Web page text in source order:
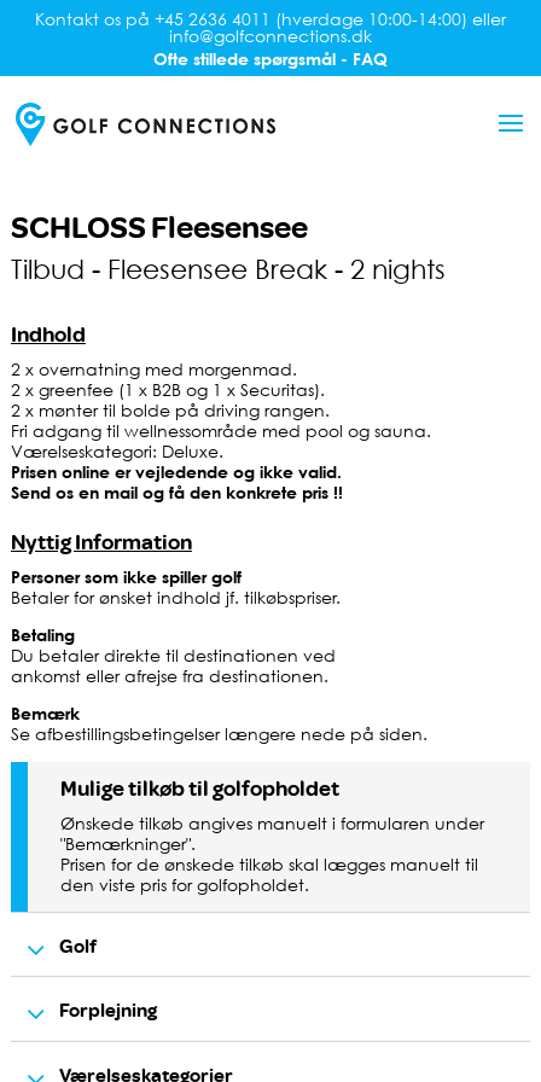
Kontakt os på +45 2636 4011 (hverdage 10:00-14:00) eller
info@golfconnections.dk
Ofte stillede spørgsmål - FAQ
SCHLOSS Fleesensee
Tilbud - Fleesensee Break - 2 nights
Indhold
2 x overnatning med morgenmad.
2 x greenfee (1 x B2B og 1 x Securitas).
2 x mønter til bolde på driving rangen.
Fri adgang til wellnessområde med pool og sauna.
Værelseskategori: Deluxe.
Prisen online er vejledende og ikke valid.
Send os en mail og få den konkrete pris !!
Nyttig Information
Personer som ikke spiller golf
Betaler for ønsket indhold jf. tilkøbspriser.
Betaling
Du betaler direkte til destinationen ved
ankomst eller afrejse fra destinationen.
Bemærk
Se afbestillingsbetingelser længere nede på siden.
Mulige tilkøb til golfopholdet
Ønskede tilkøb angives manuelt i formularen under
"Bemærkninger".
Prisen for de ønskede tilkøb skal lægges manuelt til
den viste pris for golfopholdet.
Golf
Platz
Forplejning
Værelseskategorier